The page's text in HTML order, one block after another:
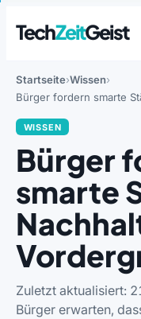
TechZeitGeist
Startseite Wissen
Bürger fordern smarte
WISSEN
Bürger
smarte
Zuletzt aktualisiert:
Bürger erwarten,